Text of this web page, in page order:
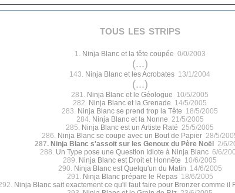
tous les strips
1. Ninja Blanc et la tête coupée 0/0/2003
(...)
143. Ninja Blanc et les Acrobates 13/1/2004
(...)
281. Ninja Blanc et le Géologue 10/5/2005
282. Ninja Blanc et la Grenade 14/5/2005
283. Ninja Blanc se prend trop la Tête 18/5/2005
284. Ninja Blanc et la Nonne 21/5/2005
285. Ninja Blanc est un Artiste Raté 25/5/2005
286. Ninja Blanc se coupe avec un Bout de Papier 28/5/
287. Ninja Blanc s'assoit sur les Genoux du Père Noël 2/6/
288. Un Type pose une Question Idiote à Ninja Blanc6/6/
289. Ninja Blanc est Droit et Honnête 10/6/2005
290. Ninja Blanc est Quelqu'un du Matin 14/6/2005
291.
Ninja Blanc prépare le Repas18/6/2005
Ninja Blanc sait exactement ce qu'il faut faire pour Bronzer comme il